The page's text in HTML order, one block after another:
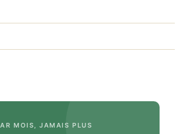
MOIS, JAMAIS PLUS